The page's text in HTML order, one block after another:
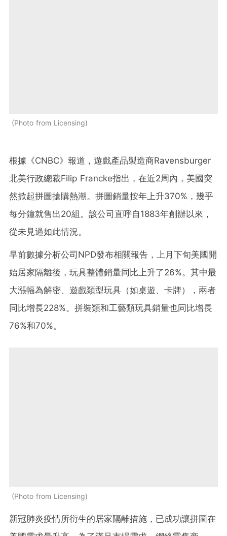
Photo from Licensing
根據《CNBC》報道，遊戲產品製造商Ravensburger
北美行政總裁Filip Francke指出，在近2周內，美國突
然掀起拼圖搶購熱潮。拼圖銷量按年上升370%，幾乎
每分鐘就售出20組。該公司直呼自1883年創辦以來，
從未見過如此情況。
早前數據分析公司NPD發布相關報告，上月下旬美國開
始居家隔離後，玩具整體銷量同比上升了26%。其中最
大漲幅為解密、遊戲類型玩具（如桌遊、卡牌），兩者
同比增長228%。拼裝類和工藝類玩具銷量也同比增長
76%和70%。
Photo from Licensing
新冠肺炎疫情所衍生的居家隔離措施，已成功讓拼圖在